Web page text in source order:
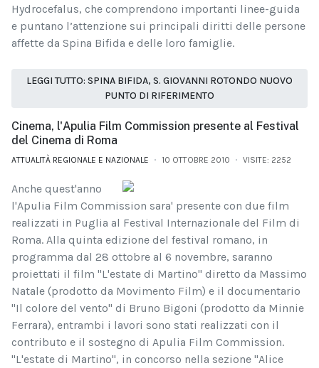
Hydrocefalus, che comprendono importanti linee-guida
e puntano l’attenzione sui principali diritti delle persone
affette da Spina Bifida e delle loro famiglie.
LEGGI TUTTO: SPINA BIFIDA, S. GIOVANNI ROTONDO NUOVO
PUNTO DI RIFERIMENTO
Cinema, l'Apulia Film Commission presente al Festival
del Cinema di Roma
ATTUALITÀ REGIONALE E NAZIONALE 10 OTTOBRE 2010 VISITE: 2252
Anche quest'anno
l'Apulia Film Commission sara' presente con due film
realizzati in Puglia al Festival Internazionale del Film di
Roma. Alla quinta edizione del festival romano, in
programma dal 28 ottobre al 6 novembre, saranno
proiettati il film ''L'estate di Martino'' diretto da Massimo
Natale (prodotto da Movimento Film) e il documentario
''Il colore del vento'' di Bruno Bigoni (prodotto da Minnie
Ferrara), entrambi i lavori sono stati realizzati con il
contributo e il sostegno di Apulia Film Commission.
''L'estate di Martino'', in concorso nella sezione ''Alice